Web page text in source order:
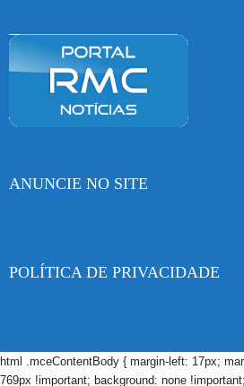
ANUNCIE NO SITE
POLÍTICA DE PRIVACIDADE
html .mceContentBody { margin-left: 17px;
769px !important; background: none